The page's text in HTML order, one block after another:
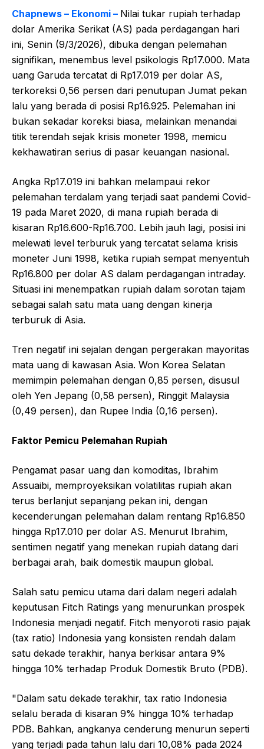
Chapnews – Ekonomi – Nilai tukar rupiah terhadap
dolar Amerika Serikat (AS) pada perdagangan hari
ini, Senin (9/3/2026), dibuka dengan pelemahan
signifikan, menembus level psikologis Rp17.000. Mata
uang Garuda tercatat di Rp17.019 per dolar AS,
terkoreksi 0,56 persen dari penutupan Jumat pekan
lalu yang berada di posisi Rp16.925. Pelemahan ini
bukan sekadar koreksi biasa, melainkan menandai
titik terendah sejak krisis moneter 1998, memicu
kekhawatiran serius di pasar keuangan nasional.
Angka Rp17.019 ini bahkan melampaui rekor
pelemahan terdalam yang terjadi saat pandemi Covid-
19 pada Maret 2020, di mana rupiah berada di
kisaran Rp16.600-Rp16.700. Lebih jauh lagi, posisi ini
melewati level terburuk yang tercatat selama krisis
moneter Juni 1998, ketika rupiah sempat menyentuh
Rp16.800 per dolar AS dalam perdagangan intraday.
Situasi ini menempatkan rupiah dalam sorotan tajam
sebagai salah satu mata uang dengan kinerja
terburuk di Asia.
Tren negatif ini sejalan dengan pergerakan mayoritas
mata uang di kawasan Asia. Won Korea Selatan
memimpin pelemahan dengan 0,85 persen, disusul
oleh Yen Jepang (0,58 persen), Ringgit Malaysia
(0,49 persen), dan Rupee India (0,16 persen).
Faktor Pemicu Pelemahan Rupiah
Pengamat pasar uang dan komoditas, Ibrahim
Assuaibi, memproyeksikan volatilitas rupiah akan
terus berlanjut sepanjang pekan ini, dengan
kecenderungan pelemahan dalam rentang Rp16.850
hingga Rp17.010 per dolar AS. Menurut Ibrahim,
sentimen negatif yang menekan rupiah datang dari
berbagai arah, baik domestik maupun global.
Salah satu pemicu utama dari dalam negeri adalah
keputusan Fitch Ratings yang menurunkan prospek
Indonesia menjadi negatif. Fitch menyoroti rasio pajak
(tax ratio) Indonesia yang konsisten rendah dalam
satu dekade terakhir, hanya berkisar antara 9%
hingga 10% terhadap Produk Domestik Bruto (PDB).
"Dalam satu dekade terakhir, tax ratio Indonesia
selalu berada di kisaran 9% hingga 10% terhadap
PDB. Bahkan, angkanya cenderung menurun seperti
yang terjadi pada tahun lalu dari 10,08% pada 2024